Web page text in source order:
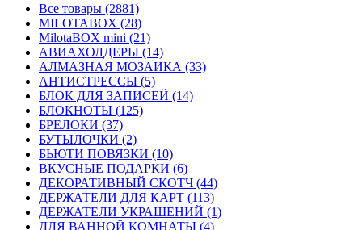
Все товары (2881)
MILOTABOX (28)
MilotaBOX mini (21)
АВИАХОЛДЕРЫ (14)
АЛМАЗНАЯ МОЗАИКА (33)
АНТИСТРЕССЫ (5)
БЛОК ДЛЯ ЗАПИСЕЙ (14)
БЛОКНОТЫ (125)
БРЕЛОКИ (37)
БУТЫЛОЧКИ (2)
БЬЮТИ ПОВЯЗКИ (10)
ВКУСНЫЕ ПОДАРКИ (6)
ДЕКОРАТИВНЫЙ СКОТЧ (44)
ДЕРЖАТЕЛИ ДЛЯ КАРТ (113)
ДЕРЖАТЕЛИ УКРАШЕНИЙ (1)
ДЛЯ ВАННОЙ КОМНАТЫ (4)